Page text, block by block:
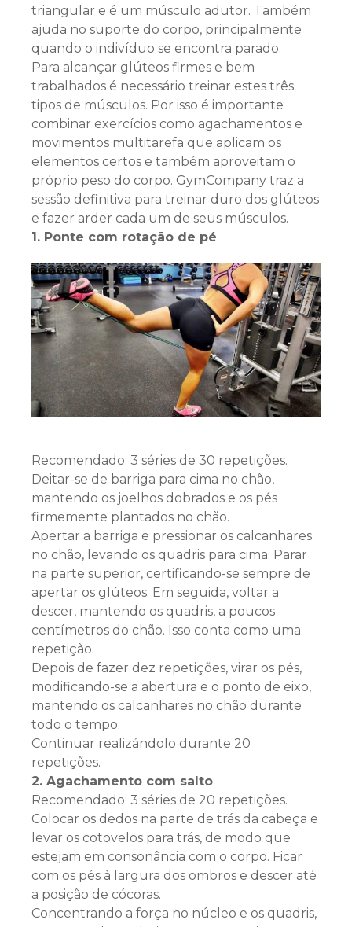
triangular e é um músculo adutor. Também
ajuda no suporte do corpo, principalmente
quando o indivíduo se encontra parado.
Para alcançar glúteos firmes e bem
trabalhados é necessário treinar estes três
tipos de músculos. Por isso é importante
combinar exercícios como agachamentos e
movimentos multitarefa que aplicam os
elementos certos e também aproveitam o
próprio peso do corpo. GymCompany traz a
sessão definitiva para treinar duro dos glúteos
e fazer arder cada um de seus músculos.
1. Ponte com rotação de pé
Recomendado: 3 séries de 30 repetições.
Deitar-se de barriga para cima no chão,
mantendo os joelhos dobrados e os pés
firmemente plantados no chão.
Apertar a barriga e pressionar os calcanhares
no chão, levando os quadris para cima. Parar
na parte superior, certificando-se sempre de
apertar os glúteos. Em seguida, voltar a
descer, mantendo os quadris, a poucos
centímetros do chão. Isso conta como uma
repetição.
Depois de fazer dez repetições, virar os pés,
modificando-se a abertura e o ponto de eixo,
mantendo os calcanhares no chão durante
todo o tempo.
Continuar realizándolo durante 20
repetições.
2. Agachamento com salto
Recomendado: 3 séries de 20 repetições.
Colocar os dedos na parte de trás da cabeça e
levar os cotovelos para trás, de modo que
estejam em consonância com o corpo. Ficar
com os pés à largura dos ombros e descer até
a posição de cócoras.
Concentrando a força no núcleo e os quadris,